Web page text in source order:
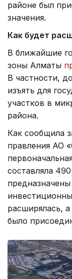
районе был
значения.
Как будет
В ближайшие
зоны Алматы
В частности,
изъять для
участков в
района.
Как сообщила
правления АО
составляла
расширялась,
было